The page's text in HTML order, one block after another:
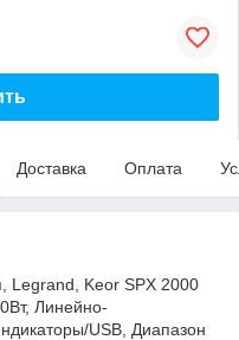
Доставка Оплата
Legrand, Keor SPX 2000
Линейно-
USB, Диапазон